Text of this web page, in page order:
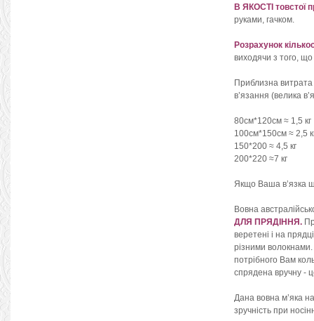
В ЯКОСТІ товстої
руками, гачком.
Розрахунок
виходячи з того,
Приблизна
в’язання (велика
80см*120см ≈ 1,5 кг
100см*150см ≈ 2,5
150*200 ≈ 4,5 кг
200*220 ≈7 кг
Якщо Ваша в’язка
Вовна
ДЛЯ ПРЯДІННЯ.
веретені і на
різними
потрібного Вам
спрядена вручну -
Дана вовна м’яка
зручність при